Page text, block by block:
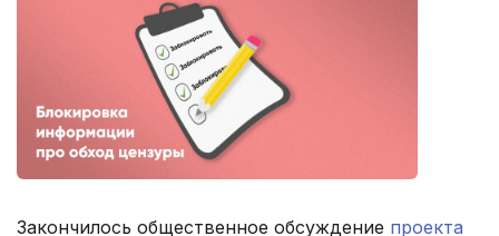
Закончилось общественное обсуждение проекта